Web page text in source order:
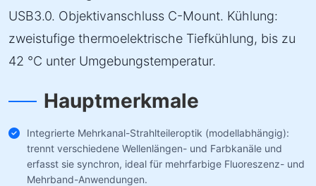
USB3.0. Objektivanschluss C-Mount. Kühlung:
zweistufige thermoelektrische Tiefkühlung, bis zu
42 °C unter Umgebungstemperatur.
Hauptmerkmale
Integrierte Mehrkanal-Strahlteileroptik (modellabhängig):
trennt verschiedene Wellenlängen- und Farbkanäle und
erfasst sie synchron, ideal für mehrfarbige Fluoreszenz- und
Mehrband-Anwendungen.